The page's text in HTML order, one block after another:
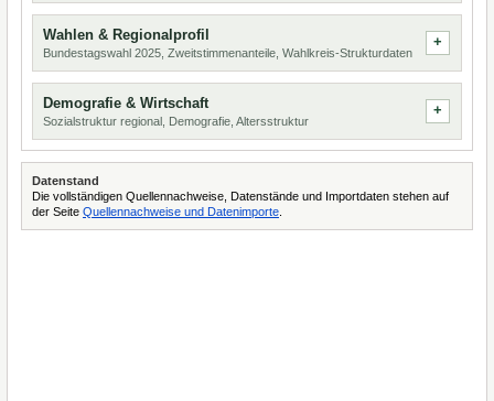
Wahlen & Regionalprofil
Bundestagswahl 2025, Zweitstimmenanteile, Wahlkreis-Strukturdaten
Demografie & Wirtschaft
Sozialstruktur regional, Demografie, Altersstruktur
Datenstand
Die vollständigen Quellennachweise, Datenstände und Importdaten stehen auf
der Seite Quellennachweise und Datenimporte